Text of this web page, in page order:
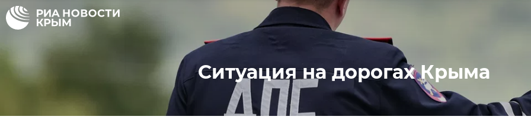
Ситуация на дорогах Крыма